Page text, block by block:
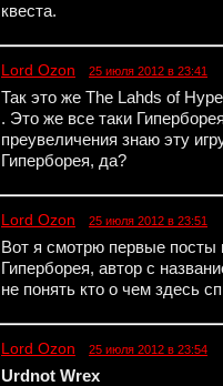
квеста.
Lord Ozon 25 июля 2012 в 23:41
Так это же The Lahds of
. Это же все таки
преувеличения знаю эту
Гиперборея, да?
Lord Ozon 25 июля 2012 в 23:51
Вот я смотрю первые посты
Гиперборея, автор с
не понять кто о чем здесь
Lord Ozon 25 июля 2012 в 23:54
Urdnot Wreх